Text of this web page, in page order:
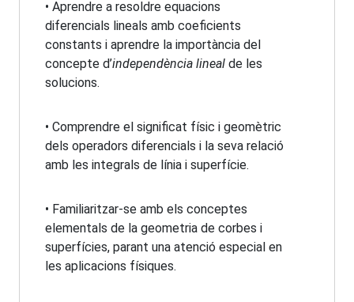
• Aprendre a resoldre equacions
diferencials lineals amb coeficients
constants i aprendre la importància del
concepte d’independència lineal de les
solucions.
• Comprendre el significat físic i geomètric
dels operadors diferencials i la seva relació
amb les integrals de línia i superfície.
• Familiaritzar-se amb els conceptes
elementals de la geometria de corbes i
superfícies, parant una atenció especial en
les aplicacions físiques.